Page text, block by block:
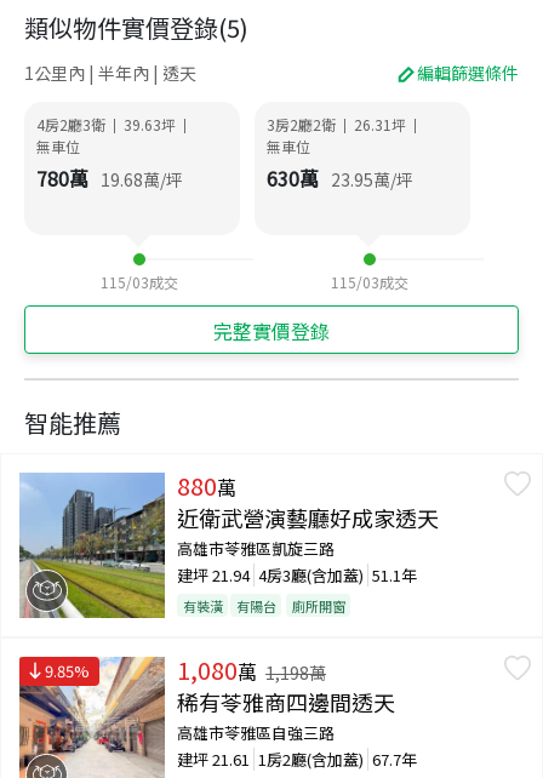
類似物件實價登錄(5)
1公里內 | 半年內 | 透天 編輯篩選條件
4房2廳3衛 | 39.63坪 |
無車位
780萬 19.68萬/坪
115/03成交
3房2廳2衛 | 26.31坪 |
無車位
630萬 23.95萬/坪
115/03成交
完整實價登錄
智能推薦
880萬
近衛武營演藝廳好成家透天
高雄市苓雅區凱旋三路
建坪21.94 4房3廳(含加蓋) 51.1年
有裝潢 有陽台 廁所開窗
9.85% 1,080萬 1,198萬
稀有苓雅商四邊間透天
高雄市苓雅區自強三路
建坪21.61 1房2廳(含加蓋) 67.7年